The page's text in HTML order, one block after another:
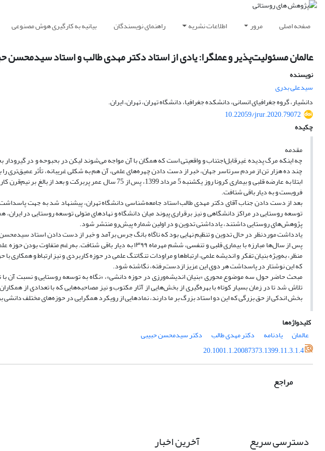
صفحه اصلی مرور اطلاعات نشریه راهنمای نویسندگان بیانیه به کارگیری هوش مصنوعی
عالمان مسئولیت‌پذیر و عملگرا: یادی از استاد دکتر مهدی طالب و استاد سیدمحسن
نویسنده
سیدعلی بدری
دانشیار، گروه جغرافیای انسانی، دانشکده جغرافیا، دانشگاه تهران، تهران، ایران.
10.22059/jrur.2020.79072
چکیده
مقدمه
چند ده هزار تن از مردم سرتاسر جهان، خبر از دست دادن چهره‌های علمی، آن هم به شکلی غریبانه، تأثر عمیق‌تری
ابتلا به عارضه قلبی و بیماری کرونا روز یکشنبه 5 مرداد 1399، پس از
فروبست و به دیار باقی شتافت.
بعد از دست دادن جناب آقای دکتر مهدی طالب استاد جامعه‌شناسی دانشگاه تهران، پیشنهاد شد به جهت
توسعه روستایی در مراکز دانشگاهی و نیز برقراری پیوند میان دانشگاه و نهادهای متولی توسعه روستایی در
پژوهش‌های روستایی داشتند، یادداشتی تدوین و در اولین شماره پیش‌رو منتشر شود.
یادداشت موردنظر در حال تدوین و تنظیم نهایی بود که ناگاه بانگ جرس برآمد و خبر از دست دادن استاد
پس از سال‌ها مبارزه با بیماری قلبی و تنفسی، ششم مهرماه ۱۳۹۹ به دیار
منظر، به‌ویژه بنیان تفکر و اندیشه علمی، ارتباط‌ها و مراودات تنگاتنگ علمی در حوزه کاربردی و نیز ارتباط و
که این نوشتار در پاسداشت هر دوی این عزیز ازدست‌رفته، نگاشته شود.
مبحث حاضر حول سه موضوع محوری «بنیان اندیشه‌ورزی در حوزه دانشی»، «نگاه به توسعه روستایی و نسبت آن
تلاش شد تا در زمان بسیار کوتاه با بهره‌گیری از بخش‌هایی از آثار مکتوب و نیز مصاحبه‌هایی که با تعدادی از
بخش اندکی از حق بزرگی که این دو استاد بزرگ بر ما دارند، نمادهایی از رویکرد همگرایی در حوزه‌های مختلف
کلیدواژه‌ها
عالمان
یادنامه دکتر مهدی طالب
دکتر سیدمحسن حبیبی
20.1001.1.20087373.1399.11.3.1.4
مراجع
دسترسی سریع آخرین اخبار